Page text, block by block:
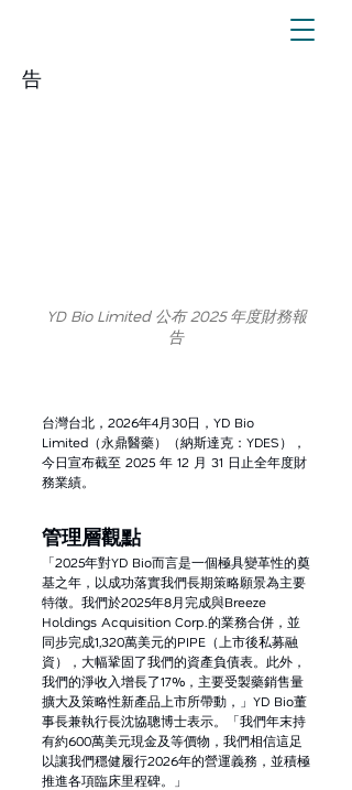
告
YD Bio Limited 公布 2025 年度財務報
告
台灣台北，2026年4月30日，YD Bio
Limited（永鼎醫藥）（納斯達克：YDES），
今日宣布截至 2025 年 12 月 31 日止全年度財
務業績。
管理層觀點
「2025年對YD Bio而言是一個極具變革性的奠
基之年，以成功落實我們長期策略願景為主要
特徵。我們於2025年8月完成與Breeze
Holdings Acquisition Corp.的業務合併，並
同步完成1,320萬美元的PIPE（上市後私募融
資），大幅鞏固了我們的資產負債表。此外，
我們的淨收入增長了17%，主要受製藥銷售量
擴大及策略性新產品上市所帶動，」YD Bio董
事長兼執行長沈協聰博士表示。「我們年末持
有約600萬美元現金及等價物，我們相信這足
以讓我們穩健履行2026年的營運義務，並積極
推進各項臨床里程碑。」